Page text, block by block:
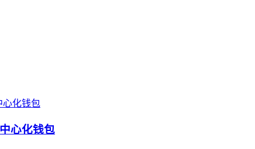
心化钱包